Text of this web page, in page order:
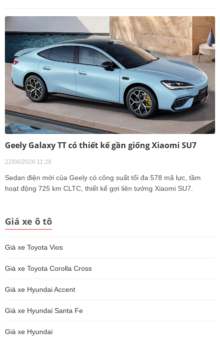
Geely Galaxy TT có thiết kế gần giống Xiaomi SU7
22/06/2026 11:28
Sedan điện mới của Geely có công suất tối đa 578 mã lực, tầm
hoạt động 725 km CLTC, thiết kế gợi liên tưởng Xiaomi SU7.
Giá xe ô tô
Giá xe Toyota Vios
Giá xe Toyota Corolla Cross
Giá xe Hyundai Accent
Giá xe Hyundai Santa Fe
Giá xe Hyundai